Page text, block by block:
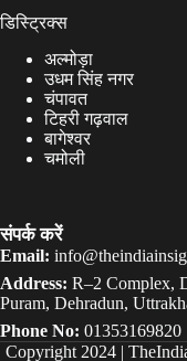
डिस्ट्रिक्स
अल्मोड़ा
उधम सिंह नगर
चंपावत
टिहरी गढ़वाल
बागेश्वर
चमोली
संपर्क करें
Email:
Address: R–2 Complex,
Puram, Dehradun,
Phone No: 01353169820
Copyright 2024 |